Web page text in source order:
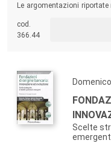
Le argomentazioni
un campione di 103 aziende.
cod.
366.44
Scelte